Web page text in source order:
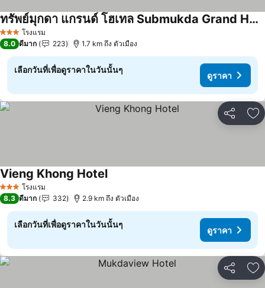
3 ดาว โรงแรม
ทรัพย์มุกดา แกรนด์ โฮเทล Submukda Grand Hotel
8.0 ดีมาก 223 1.7 km ถึง ตัวเมือง
เลือกวันที่เพื่อดูราคาในวันนั้นๆ
ดูราคา
แชร์ เ
3 ดาว โรงแรม
Vieng Khong Hotel
8.3 ดีมาก 332 2.9 km ถึง ตัวเมือง
เลือกวันที่เพื่อดูราคาในวันนั้นๆ
ดูราคา
แชร์ เ